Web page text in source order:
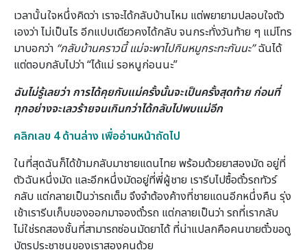
เวลานั้นใจหนึ่งคิดว่า เราจะได้กลับบ้านไหม แต่พยายามปลอบใจตัว
เองว่า ไม่เป็นไร อีกแปบเดียวคงได้กลับ จนกระทั่งวันท้าย ๆ แม่โทร
มาบอกว่า “กลับบ้านคราวนี้ แม่จะพาไปกินหมูกระทะกันนะ”ฉันได้
แต่ตอบกลับไปว่า “ได้แม่ รอหนูก่อนนะ”
ฉันไม่รู้เลยว่า การได้คุยกับแม่ครั้งนั้นจะเป็นครั้งสุดท้าย ก่อนที่
ทุกอย่างจะเลวร้ายจนเกินกว่าได้กลับไปพบแม่อีก
คลิกเลข 4 ด้านล่าง เพื่ออ่านหน้าถัดไป
ในที่สุดฉันก็ได้ข้ามกลับมาชายแดนไทย พร้อมด้วยยาสองมัด อยู่ที่
ตัวฉันหนึ่งมัด และอีกหนึ่งมัดอยู่ที่พี่ผู้ชาย เรารีบไปซื้อตั๋วรถทัวร์
กลับ แต่กลายเป็นว่ารถเต็ม จึงจำต้องค้างที่ชายแดนอีกหนึ่งคืน รุ่ง
เช้าเรารีบเก็บของออกมาจองตั๋วรถ แต่กลายเป็นว่า รถที่เรากลับ
ไม่ใช่รถสองชั้นที่สามารถซ่อนมัดยาได้ ที่น่าแปลกคือคนขายตั๋วขอดู
บัตรประชาชนของเราสองคนด้วย